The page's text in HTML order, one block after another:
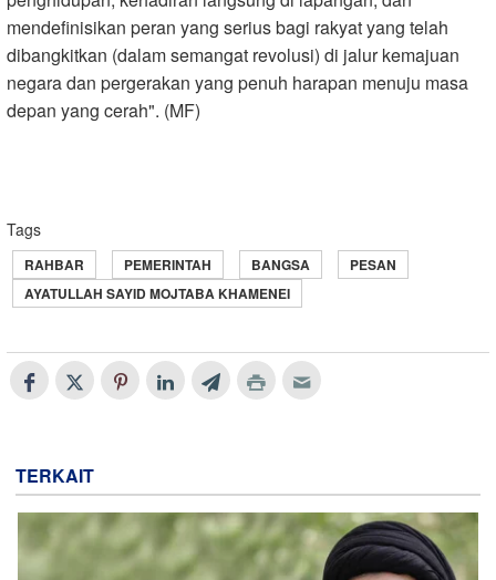
mendefinisikan peran yang serius bagi rakyat yang telah
dibangkitkan (dalam semangat revolusi) di jalur kemajuan
negara dan pergerakan yang penuh harapan menuju masa
depan yang cerah." (MF)
Tags
RAHBAR PEMERINTAH BANGSA
PESAN
AYATULLAH SAYID MOJTABA KHAMENEI
TERKAIT